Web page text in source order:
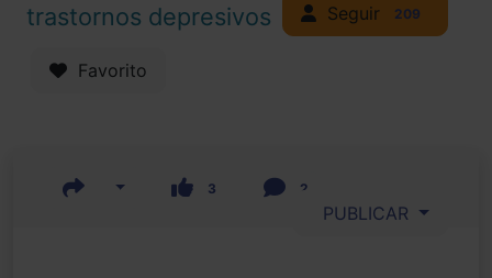
trastornos depresivos
Seguir 209
Favorito
3 2
PUBLICAR